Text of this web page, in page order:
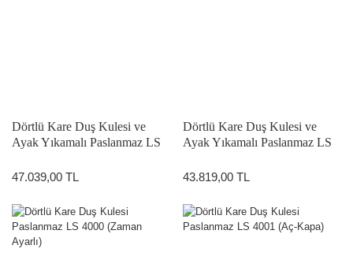
Dörtlü Kare Duş Kulesi ve
Ayak Yıkamalı Paslanmaz LS
Yıkamalı)
47.039,00 TL
Dörtlü Kare Duş Kulesi ve
Ayak Yıkamalı Paslanmaz LS
Yıkamalı)
43.819,00 TL